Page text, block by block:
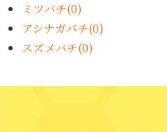
ミツバチ(0)
アシナガバチ(0)
スズメバチ(0)